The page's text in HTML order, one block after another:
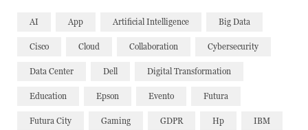
AI App Artificial Intelligence Big Data
Cisco Cloud Collaboration Cybersecurity
Data Center Dell Digital Transformation
Education Epson Evento Futura
Futura City Gaming GDPR Hp IBM